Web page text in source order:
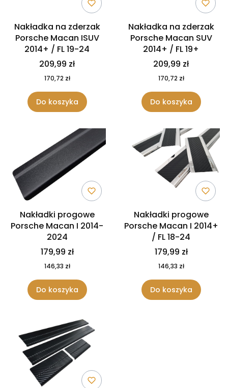
Nakładka na zderzak
Porsche Macan ISUV
2014+ / FL 19-24
209,99 zł
170,72 zł
Do koszyka
Nakładka na zderzak
Porsche Macan SUV
2014+ / FL 19+
209,99 zł
170,72 zł
Do koszyka
Nakładki progowe
Porsche Macan I 2014-
2024
179,99 zł
146,33 zł
Do koszyka
Nakładki progowe
Porsche Macan I 2014+
/ FL 18-24
179,99 zł
146,33 zł
Do koszyka